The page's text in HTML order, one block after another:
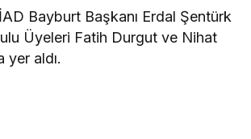
Bayburt Başkanı Erdal Şentürk
Üyeleri Fatih Durgut ve Nihat
yer aldı.